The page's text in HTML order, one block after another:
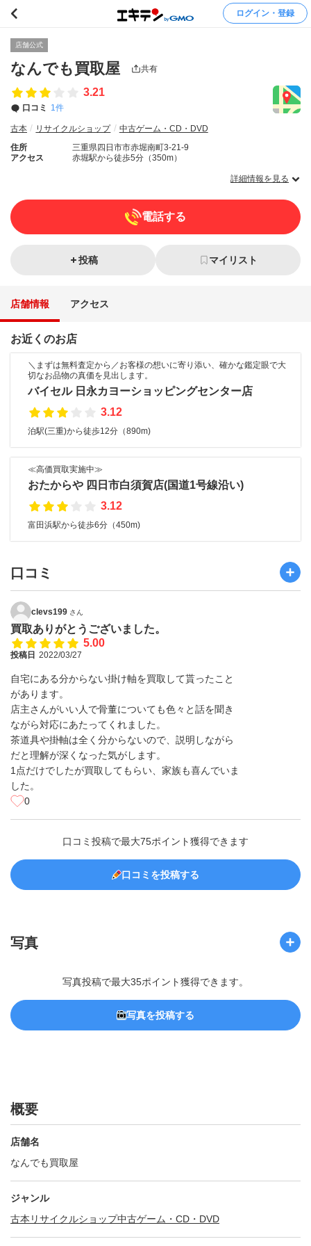
ログイン・登録
店舗公式
なんでも買取屋 共有
3.21
口コミ 1件
古本 リサイクルショップ
中古ゲーム・CD・DVD
住所
三重県四日市市赤堀南町3-21-9
アクセス
赤堀駅から徒歩5分（350m）
詳細情報を見る
電話する
投稿 マイリスト
店舗情報 アクセス
お近くのお店
＼まずは無料査定から／お客様の想いに寄り添い、確かな鑑定眼で大
切なお品物の真価を見出します。
バイセル 日永カヨーショッピングセンター店
3.12
泊駅(三重)から徒歩12分（890m)
≪高価買取実施中≫
おたからや 四日市白須賀店(国道1号線沿い)
3.12
富田浜駅から徒歩6分（450m)
口コミ
clevs199 さん
買取ありがとうございました。
5.00
投稿日 2022/03/27
自宅にある分からない掛け軸を買取して貰ったこと
があります。
店主さんがいい人で骨董についても色々と話を聞き
ながら対応にあたってくれました。
茶道具や掛軸は全く分からないので、説明しながら
だと理解が深くなった気がします。
1点だけでしたが買取してもらい、家族も喜んでいま
した。
0
口コミ投稿で最大75ポイント獲得できます
口コミを投稿する
写真
写真投稿で最大35ポイント獲得できます。
写真を投稿する
概要
店舗名
なんでも買取屋
ジャンル
古本 リサイクルショップ中古ゲーム・CD・DVD